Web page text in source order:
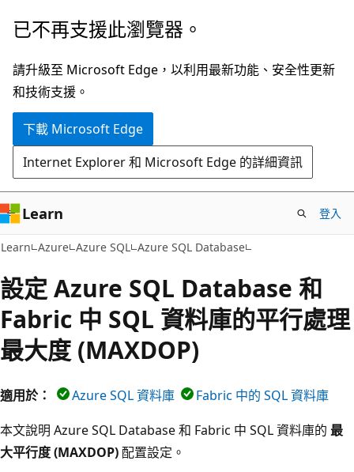
跳
主
要
內
已不再支援此瀏覽器。
請升級至 Microsoft Edge，以利用最新功能、安全性更新
和技術支援。
下載 Microsoft Edge
Internet Explorer 和 Microsoft Edge 的詳細資訊
Learn 登入
Learn Azure Azure SQL Azure SQL Database
設定 Azure SQL Database 和
Fabric 中 SQL 資料庫的平行處理
最大度 (MAXDOP)
適用於： Azure SQL 資料庫
Fabric 中的 SQL 資料庫
本文說明 Azure SQL Database 和 Fabric 中 SQL 資料庫的 最
大平行度 (MAXDOP)配置設定。